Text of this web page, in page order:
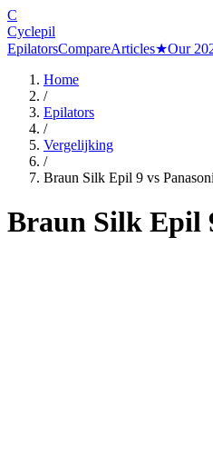
C
Cyclepil
EpilatorsCompareArticles★Our
Home
/
Epilators
/
Vergelijking
/
Braun Silk Epil 9 vs
Braun Silk Epil